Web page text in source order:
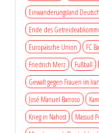
Einwanderungsland
Ende des
Europäische Union
FC
Friedrich Merz
Fußball
Gewalt gegen Frauen im Iran
José Manuel Barroso
Krieg in Nahost
Massud